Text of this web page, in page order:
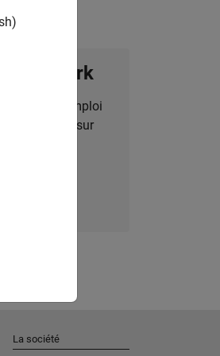
Network
d'emploi
actualités sur
La société